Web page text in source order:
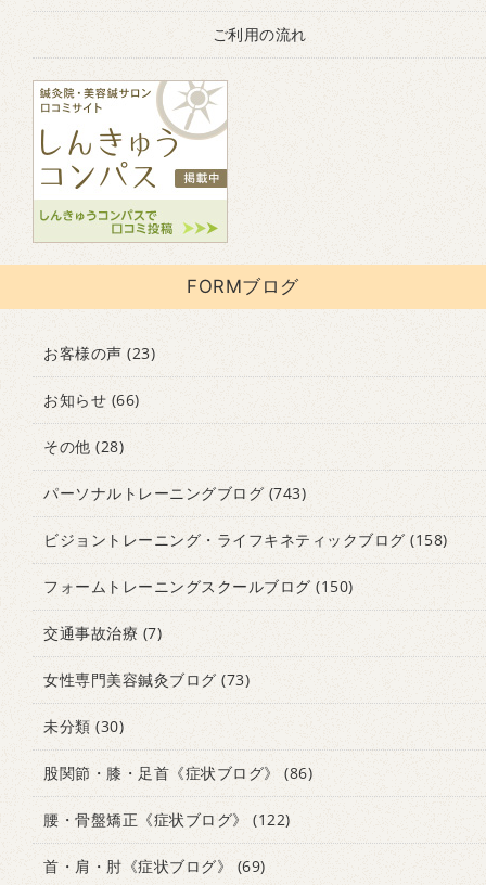
ご利用の流れ
FORMブログ
お客様の声 (23)
お知らせ (66)
その他 (28)
パーソナルトレーニングブログ (743)
ビジョントレーニング・ライフキネティックブログ (158)
フォームトレーニングスクールブログ (150)
交通事故治療 (7)
女性専門美容鍼灸ブログ (73)
未分類 (30)
股関節・膝・足首《症状ブログ》 (86)
腰・骨盤矯正《症状ブログ》 (122)
首・肩・肘《症状ブログ》 (69)